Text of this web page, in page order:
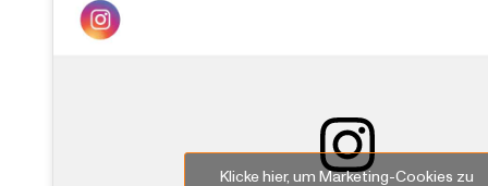
Klicke hier, um Marketing-Cookies zu